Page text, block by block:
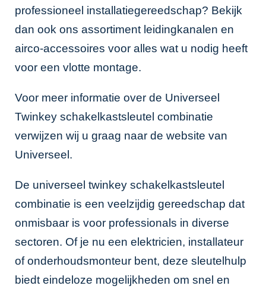
professioneel installatiegereedschap? Bekijk
dan ook ons assortiment leidingkanalen en
airco-accessoires voor alles wat u nodig heeft
voor een vlotte montage.
Voor meer informatie over de Universeel
Twinkey schakelkastsleutel combinatie
verwijzen wij u graag naar de website van
Universeel .
De universeel twinkey schakelkastsleutel
combinatie is een veelzijdig gereedschap dat
onmisbaar is voor professionals in diverse
sectoren. Of je nu een elektricien, installateur
of onderhoudsmonteur bent, deze sleutelhulp
biedt eindeloze mogelijkheden om snel en